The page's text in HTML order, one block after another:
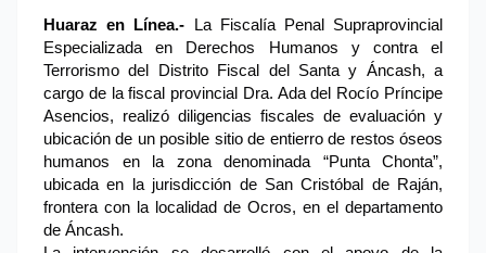
Huaraz en Línea.- La Fiscalía Penal Supraprovincial
Especializada en Derechos Humanos y contra el
Terrorismo del Distrito Fiscal del Santa y Áncash, a
cargo de la fiscal provincial Dra. Ada del Rocío Príncipe
Asencios, realizó diligencias fiscales de evaluación y
ubicación de un posible sitio de entierro de restos óseos
humanos en la zona denominada “Punta Chonta”,
ubicada en la jurisdicción de San Cristóbal de Raján,
frontera con la localidad de Ocros, en el departamento
de Áncash.